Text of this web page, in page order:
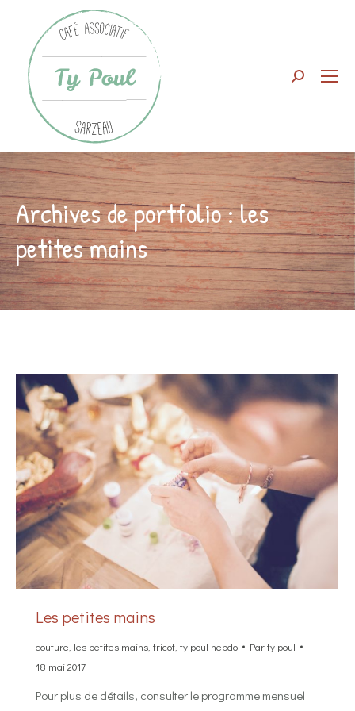
Search:
Archives de portfolio :les
petites mains
Les petites mains
couture les petites mains tricot ty poul hebdo Party poul
18 mai 2017
Pour plus de détails, consulter le programme mensuel